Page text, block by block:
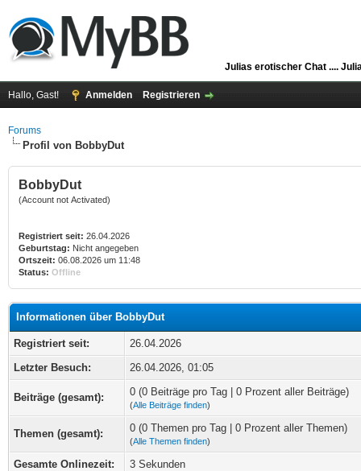
Julias erotischer Chat ....
Hallo, Gast! Anmelden Registrieren
Forums
Profil von BobbyDut
BobbyDut
(Account not Activated)
Registriert seit: 26.04.2026
Geburtstag: Nicht angegeben
Ortszeit: 06.08.2026 um 11:48
Status: Offline
Informationen über BobbyDut
Registriert seit:
26.04.2026
Letzter Besuch:
26.04.2026, 01:05
Beiträge (gesamt): 0 (0 Beiträge pro Tag | 0 Prozent aller Beiträge)
(Alle Beiträge finden)
Themen (gesamt): 0 (0 Themen pro Tag | 0 Prozent aller Themen)
(Alle Themen finden)
Gesamte Onlinezeit:
3 Sekunden